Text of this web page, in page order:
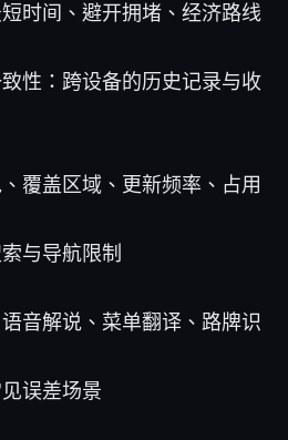
时间、避开拥堵、经济路线
性：跨设备的历史记录与收
覆盖区域、更新频率、占用
与导航限制
音解说、菜单翻译、路牌识
误差场景